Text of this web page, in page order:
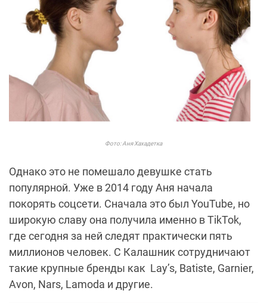
Фото: Аня Хахадетка
Однако это не помешало девушке стать
популярной. Уже в 2014 году Аня начала
покорять соцсети. Сначала это был YouTube, но
широкую славу она получила именно в TikTok,
где сегодня за ней следят практически пять
миллионов человек. С Калашник сотрудничают
такие крупные бренды как Lay’s, Batiste, Garnier,
Avon, Nars, Lamoda и другие.